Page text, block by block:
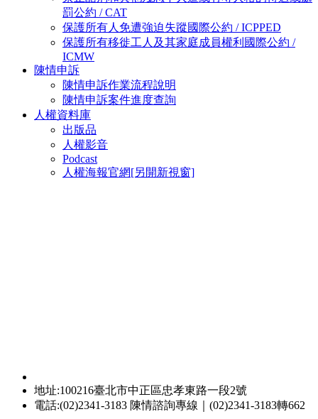
罰公約 / CAT
保護所有人免遭強迫失蹤國際公約 / ICPPED
保護所有移徙工人及其家庭成員權利國際公約 /
ICMW
陳情申訴
陳情申訴作業流程說明
陳情申訴案件進度查詢
人權資料庫
出版品
人權影音
Podcast
人權海報官網[另開新視窗]
地址:100216臺北市中正區忠孝東路一段2號
電話:(02)2341-3183 陳情諮詢專線｜(02)2341-3183轉662